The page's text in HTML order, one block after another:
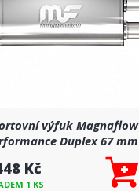
výfuk Magnaflow
Duplex 67 mm
Kč
1 KS